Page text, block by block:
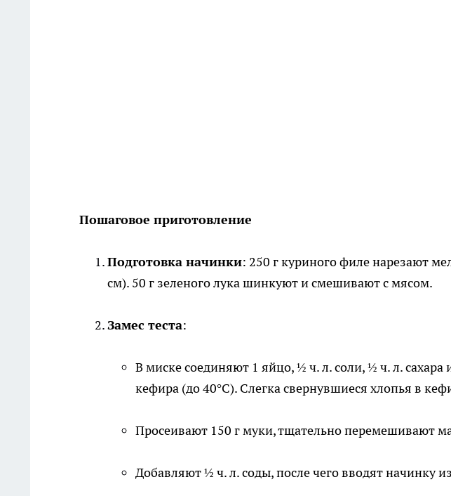
Пошаговое приготовление
Подготовка начинки: 250 г куриного филе нарезают
см). 50 г зеленого лука шинкуют и смешивают с мясом.
Замес теста:
В миске соединяют 1 яйцо, ½ ч. л. соли, ½ ч. л. сахара
кефира (до 40°C). Слегка свернувшиеся хлопья в
Просеивают 150 г муки, тщательно перемешивают
Добавляют ½ ч. л. соды, после чего вводят начинку